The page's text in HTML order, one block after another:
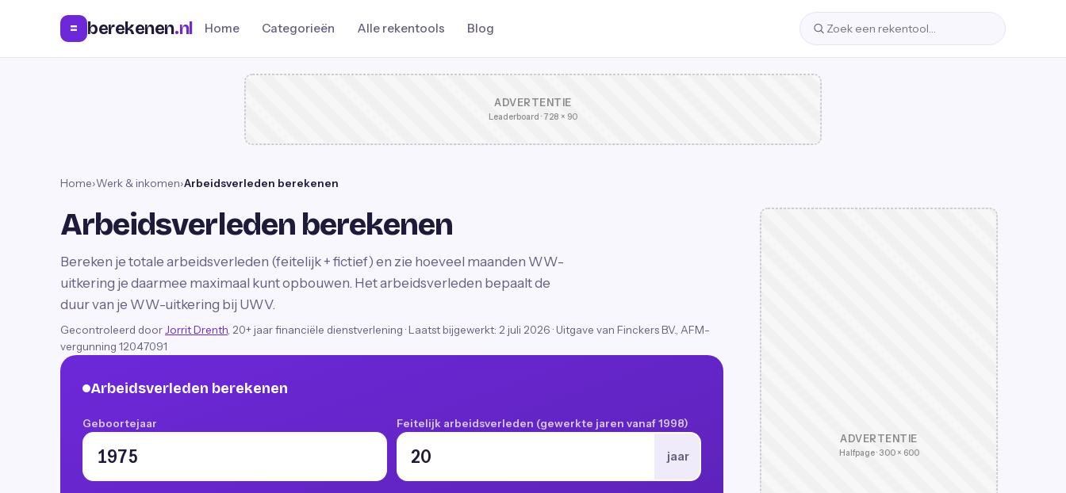
= berekenen.nl Home Categorieën Alle rekentools Blog
ADVERTENTIE
Leaderboard · 728 × 90
Home›Werk & inkomen›Arbeidsverleden berekenen
Arbeidsverleden berekenen
Bereken je totale arbeidsverleden (feitelijk + fictief) en zie hoeveel maanden WW-
uitkering je daarmee maximaal kunt opbouwen. Het arbeidsverleden bepaalt de
duur van je WW-uitkering bij UWV.
Gecontroleerd door Jorrit Drenth , 20+ jaar financiële dienstverlening · Laatst bijgewerkt: 2 juli 2026 · Uitgave van Finckers B.V., AFM-
vergunning 12047091
Arbeidsverleden berekenen
Geboortejaar Feitelijk arbeidsverleden (gewerkte jaren vanaf 1998)
jaar
ADVERTENTIE
Halfpage · 300 × 600